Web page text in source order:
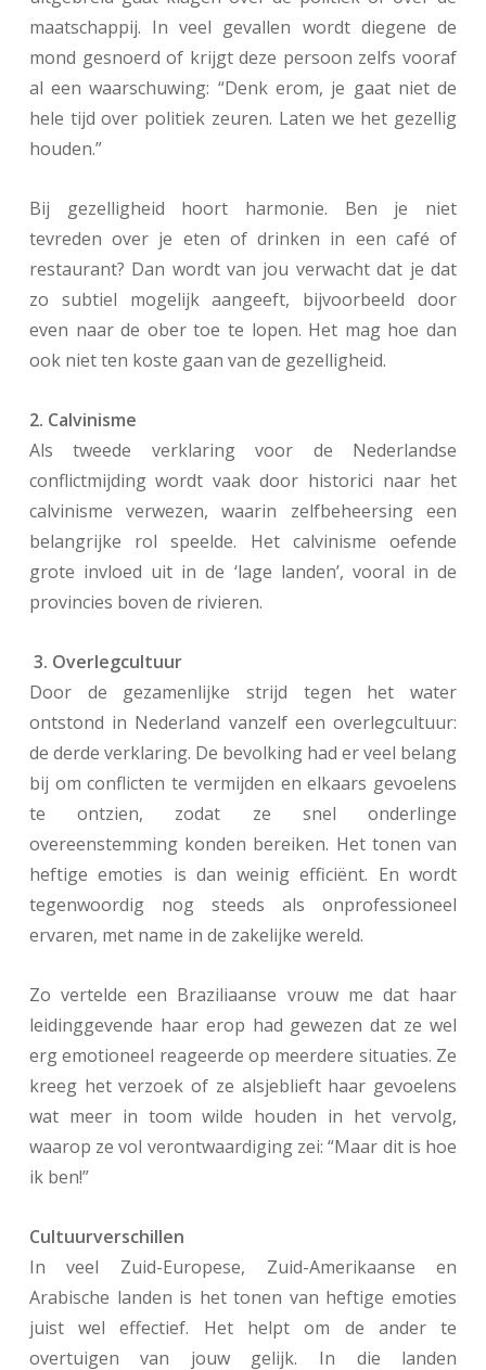
maatschappij. In veel gevallen wordt diegene de
mond gesnoerd of krijgt deze persoon zelfs vooraf
al een waarschuwing: “Denk erom, je gaat niet de
hele tijd over politiek zeuren. Laten we het gezellig
houden.”
Bij gezelligheid hoort harmonie. Ben je niet
tevreden over je eten of drinken in een café of
restaurant? Dan wordt van jou verwacht dat je dat
zo subtiel mogelijk aangeeft, bijvoorbeeld door
even naar de ober toe te lopen. Het mag hoe dan
ook niet ten koste gaan van de gezelligheid.
2. Calvinisme
Als tweede verklaring voor de Nederlandse
conflictmijding wordt vaak door historici naar het
calvinisme verwezen, waarin zelfbeheersing een
belangrijke rol speelde. Het calvinisme oefende
grote invloed uit in de ‘lage landen’, vooral in de
provincies boven de rivieren.
3. Overlegcultuur
Door de gezamenlijke strijd tegen het water
ontstond in Nederland vanzelf een overlegcultuur:
de derde verklaring. De bevolking had er veel belang
bij om conflicten te vermijden en elkaars gevoelens
te ontzien, zodat ze snel onderlinge
overeenstemming konden bereiken. Het tonen van
heftige emoties is dan weinig efficiënt. En wordt
tegenwoordig nog steeds als onprofessioneel
ervaren, met name in de zakelijke wereld.
Zo vertelde een Braziliaanse vrouw me dat haar
leidinggevende haar erop had gewezen dat ze wel
erg emotioneel reageerde op meerdere situaties. Ze
kreeg het verzoek of ze alsjeblieft haar gevoelens
wat meer in toom wilde houden in het vervolg,
waarop ze vol verontwaardiging zei: “Maar dit is hoe
ik ben!”
Cultuurverschillen
In veel Zuid-Europese, Zuid-Amerikaanse en
Arabische landen is het tonen van heftige emoties
juist wel effectief. Het helpt om de ander te
overtuigen van jouw gelijk. In die landen